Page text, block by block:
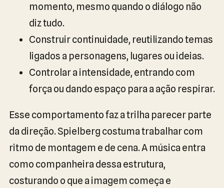
momento, mesmo quando o diálogo não
diz tudo.
Construir continuidade, reutilizando temas
ligados a personagens, lugares ou ideias.
Controlar a intensidade, entrando com
força ou dando espaço para a ação respirar.
Esse comportamento faz a trilha parecer parte
da direção. Spielberg costuma trabalhar com
ritmo de montagem e de cena. A música entra
como companheira dessa estrutura,
costurando o que a imagem começa e